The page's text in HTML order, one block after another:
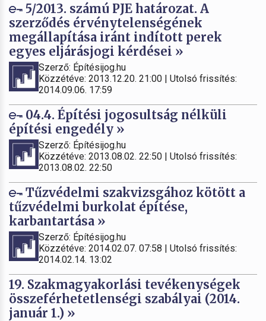
5/2013. számú PJE határozat. A
szerződés érvénytelenségének
megállapítása iránt indított perek
egyes eljárásjogi kérdései »
Szerző: Építésijog.hu
Közzétéve: 2013.12.20. 21:00 | Utolsó frissítés:
2014.09.06. 17:59
04.4. Építési jogosultság nélküli
építési engedély »
Szerző: Építésijog.hu
Közzétéve: 2013.08.02. 22:50 | Utolsó frissítés:
2013.08.02. 22:50
Tűzvédelmi szakvizsgához kötött a
tűzvédelmi burkolat építése,
karbantartása »
Szerző: Építésijog.hu
Közzétéve: 2014.02.07. 07:58 | Utolsó frissítés:
2014.02.14. 13:02
19. Szakmagyakorlási tevékenységek
összeférhetetlenségi szabályai (2014.
január 1.) »